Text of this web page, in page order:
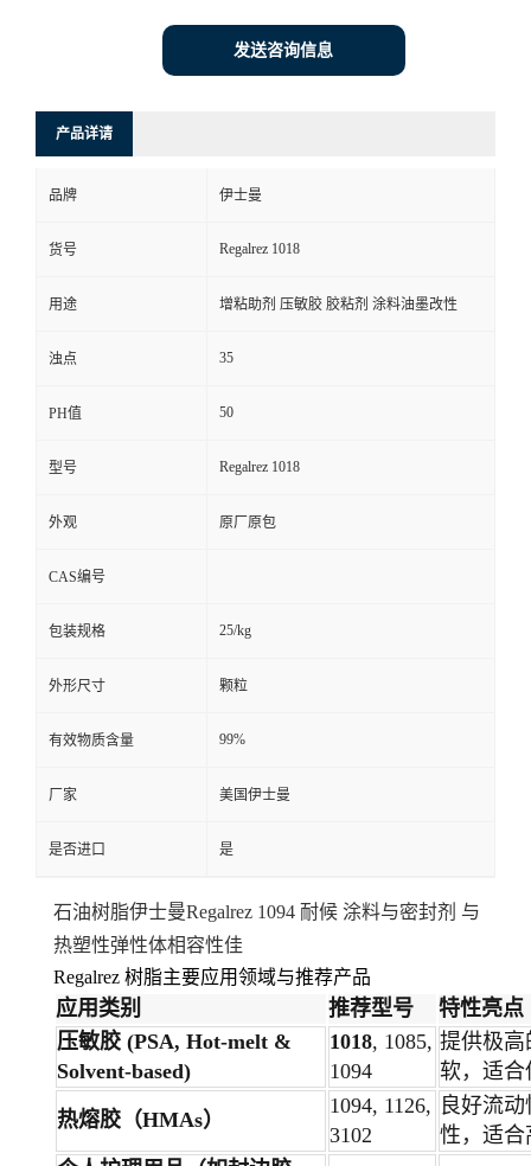
发送咨询信息
产品详请
品牌 伊士曼
货号 Regalrez 1018
用途 增粘助剂 压敏胶 胶粘剂 涂料油墨改性
浊点 35
PH值 50
型号 Regalrez 1018
外观 原厂原包
CAS编号
包装规格 25/kg
外形尺寸 颗粒
有效物质含量 99%
厂家 美国伊士曼
是否进口 是
石油树脂伊士曼Regalrez 1094 耐候 涂料与密封剂 与
热塑性弹性体相容性佳
Regalrez 树脂主要应用领域与推荐产品
应用类别 推荐型号
特性亮点
压敏胶 (PSA, Hot-melt &
Solvent-based)
1018, 1085,
1094
提供极高
软，适合
热熔胶（HMAs）
1094, 1126,
3102
良好流
性，适合